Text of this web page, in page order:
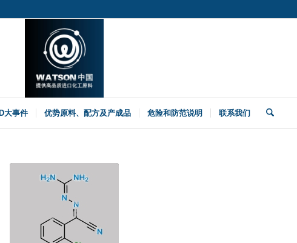
大事件 优势原料、配方及产成品 危险和防范说明 联系我们